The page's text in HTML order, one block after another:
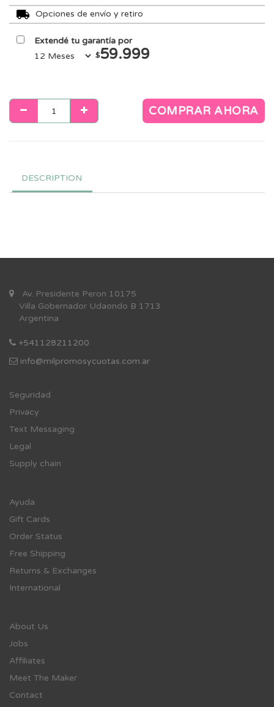
Opciones de envío y retiro
Extendé tu garantía por
$59.999
COMPRAR AHORA
DESCRIPTION
Av. Presidente Peron 10175
Villa Gobernador Udaondo B 1713
Argentina
+541128211200
info@milpromosycuotas.com.ar
Seguridad
Privacy
Text Messaging
Legal
Supply chain
Ayuda
Gift Cards
Order Status
Free Shipping
Returns & Exchanges
International
About Us
Jobs
Affiliates
Meet The Maker
Contact